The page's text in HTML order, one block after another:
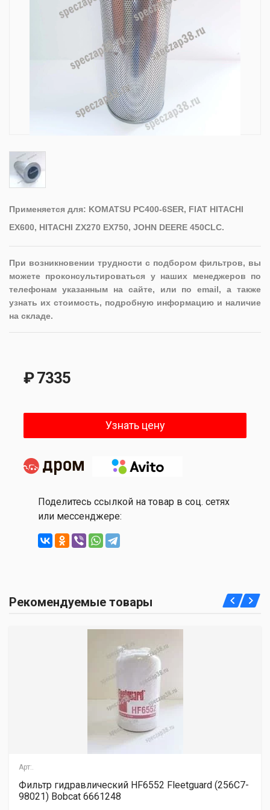
Применяется для: KOMATSU PC400-6SER, FIAT HITACHI
EX600, HITACHI ZX270 EX750, JOHN DEERE 450CLC.
При возникновении трудности с подбором фильтров, вы
можете проконсультироваться у наших менеджеров по
телефонам указанным на сайте, или по email, а также
узнать их стоимость, подробную информацию и наличие
на складе.
₽ 7335
Узнать цену
Поделитесь ссылкой на товар в соц. сетях
или мессенджере:
Рекомендуемые товары
Арт:.
Фильтр гидравлический HF6552 Fleetguard (256С7-
98021) Bobcat 6661248